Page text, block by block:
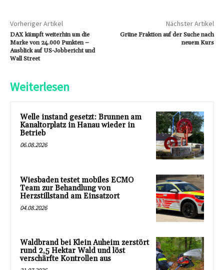
Vorheriger Artikel
DAX kämpft weiterhin um die
Marke von 24.000 Punkten –
Ausblick auf US-Jobbericht und
Wall Street
Nächster Artikel
Grüne Fraktion auf der Suche nach
neuem Kurs
Weiterlesen
Welle instand gesetzt: Brunnen am
Kanaltorplatz in Hanau wieder in
Betrieb
06.08.2026
Wiesbaden testet mobiles ECMO
Team zur Behandlung von
Herzstillstand am Einsatzort
04.08.2026
Waldbrand bei Klein Auheim zerstört
rund 2,5 Hektar Wald und löst
verschärfte Kontrollen aus